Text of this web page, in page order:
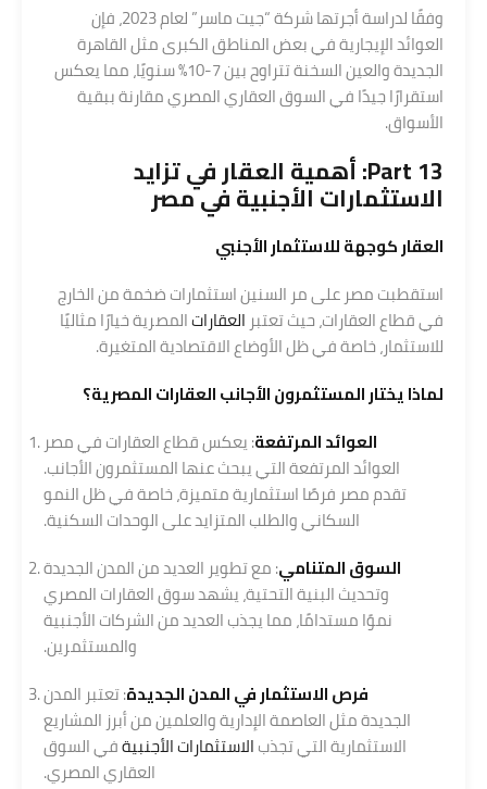
وفقًا لدراسة أجرتها شركة “جيت ماسر” لعام 2023، فإن
العوائد الإيجارية في بعض المناطق الكبرى مثل القاهرة
الجديدة والعين السخنة تتراوح بين 7-10% سنويًا، مما يعكس
استقرارًا جيدًا في السوق العقاري المصري مقارنة ببقية
الأسواق.
Part 13: أهمية العقار في تزايد
الاستثمارات الأجنبية في مصر
العقار كوجهة للاستثمار الأجنبي
استقطبت مصر على مر السنين استثمارات ضخمة من الخارج
في قطاع العقارات، حيث تعتبر العقاراتالمصرية خيارًا مثاليًا
للاستثمار، خاصة في ظل الأوضاع الاقتصادية المتغيرة.
لماذا يختار المستثمرون الأجانبالعقاراتالمصرية؟
العوائد المرتفعة: يعكس قطاع العقارات في مصر
العوائد المرتفعة التي يبحث عنها المستثمرون الأجانب.
تقدم مصر فرصًا استثمارية متميزة، خاصة في ظل النمو
السكاني والطلب المتزايد على الوحدات السكنية.
السوق المتنامي: مع تطوير العديد من المدن الجديدة
وتحديث البنية التحتية، يشهد سوق العقارات المصري
نموًا مستدامًا، مما يجذب العديد من الشركات الأجنبية
والمستثمرين.
فرص الاستثمار في المدن الجديدة: تعتبر المدن
الجديدة مثل العاصمة الإدارية والعلمين من أبرز المشاريع
الاستثمارية التي تجذبالاستثمارات الأجنبيةفي السوق
العقاري المصري.